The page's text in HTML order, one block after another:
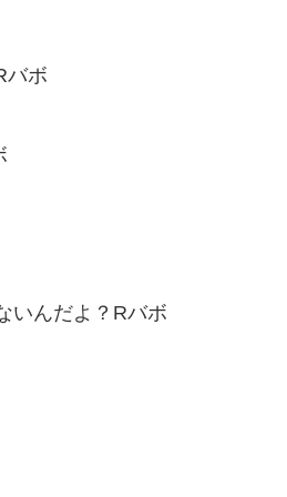
バボ
いんだよ？Rバボ